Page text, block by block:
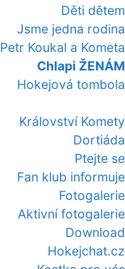
Děti dětem
Jsme jedna rodina
Petr Koukal a Kometa
Chlapi ŽENÁM
Hokejová tombola
Království Komety
Dortiáda
Ptejte se
Fan klub informuje
Fotogalerie
Aktivní fotogalerie
Download
Hokejchat.cz